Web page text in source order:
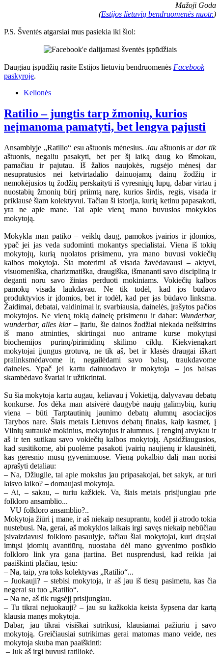
Mažoji Goda
(Estijos lietuvių bendruomenės nuotr.)
P.S. Šventės atgarsiai mus pasiekia iki šiol:
Daugiau įspūdžių rasite Estijos lietuvių bendruomenės Facebook
paskyroje.
Kelionės
Ratilio – jungtis tarp žmonių, kurios
neįmanoma pamatyti, bet lengva pajusti
Ansamblyje „Ratilio“ esu aštuonis mėnesius. Jauaštuonis ardar tik
aštuonis, negaliu pasakyti, bet per šį laiką daug ko išmokau,
pamačiau ir pajutau. Iš žalios naujokės, rugsėjo mėnesį dar
nesupratusios nei ketvirtadalio dainuojamų dainų žodžių ir
nemokėjusios tų žodžių perskaityti iš vyresniųjų lūpų, dabar virtau į
nuostabių žmonių būrį priimtą narę, kurios širdis, regis, visada ir
priklausė šiam kolektyvui. Tačiau ši istorija, kurią ketinu papasakoti,
yra ne apie mane. Tai apie vieną mano buvusios mokyklos
mokytoją.
Mokykla man patiko – veiklų daug, pamokos įvairios ir įdomios,
ypač jei jas veda sudominti mokantys specialistai. Viena iš tokių
mokytojų, kurią nuolatos prisimenu, yra mano buvusi vokiečių
kalbos mokytoja. Šia moterimi aš visada žavėdavausi – aktyvi,
visuomeniška, charizmatiška, draugiška, išmananti savo discipliną ir
deganti noru savo žinias perduoti mokiniams. Vokiečių kalbos
pamokų visada laukdavau. Ne tik todėl, kad jos būdavo
produktyvios ir įdomios, bet ir todėl, kad per jas būdavo linksma.
Žaidimai, debatai, vaidinimai ir, svarbiausia, dainelės, įrašytos pačios
mokytojos. Ne vieną tokią dainelę prisimenu ir dabar: Wunderbar,
wunderbar, alles klar– įtariu, šie dainos žodžiai niekada neišsitrins
iš mano atminties, skirtingai nuo antrame kurse mokytųsi
biochemijos purinų/pirimidinų skilimo ciklų. Kiekvienąkart
mokytojai įjungus grotuvą, ne tik aš, bet ir klasės draugai iškart
pralinksmėdavome ir, negailėdami savo balsų, traukdavome
daineles. Ypač jei kartu dainuodavo ir mokytoja – jos balsas
skambėdavo švariai ir užtikrintai.
Su šia mokytoja kartu augau, keliavau į Vokietiją, dalyvavau debatų
konkurse. Jos dėka man atsivėrė daugybė naujų galimybių, kurių
viena – būti Tarptautinių jaunimo debatų alumnų asociacijos
Tarybos nare. Šiais metais Lietuvos debatų finalas, kaip kasmet, į
Vilnių sutraukė mokinius, mokytojus ir alumnus. Į renginį atvykau ir
aš ir ten sutikau savo vokiečių kalbos mokytoją. Apsidžiaugusios,
kad susitikome, abi puolėme pasakoti įvairių naujienų ir klausinėti,
kas geresnio mūsų gyvenimuose. Vieną pokalbio dalį man norisi
aprašyti detaliau:
– Na, Džiugile, tai apie mokslus jau pripasakojai, bet sakyk, ar turi
laisvo laiko? – domaujasi mokytoja.
– Ai, – sakau, – turiu kažkiek. Va, šiais metais prisijungiau prie
folkloro ansamblio...
– VU folkloro ansamblio?..
Mokytoja žiūri į mane, ir aš niekaip nesuprantu, kodėl ji atrodo tokia
nustebusi. Na, gerai, aš mokyklos laikais irgi savęs niekaip nebūčiau
įsivaizdavusi folkloro pasaulyje, tačiau šiai mokytojai, kuri drąsiai
imtųsi įdomių avantiūrų, nuostaba dėl mano gyvenimo posūkio
folkloro link yra gana įtartina. Bet nusprendusi, kad reikia jai
paaiškinti plačiau, tęsiu:
– Na, taip, yra toks kolektyvas „Ratilio“...
– Juokauji? – stebisi mokytoja, ir aš jau iš tiesų pasimetu, kas čia
negerai su tuo „Ratilio“.
– Na ne, aš tik rugsėjį prisijungiau.
– Tu tikrai nejuokauji? – jau su kažkokia keista šypsena dar kartą
klausia manęs mokytoja.
Dabar, jau tikrai visiškai sutrikusi, klausiamai pažiūriu į savo
mokytoją. Greičiausiai sutrikimas gerai matomas mano veide, nes
mokytoja skuba man paaiškinti:
– Juk aš irgi buvusi ratiliokė.